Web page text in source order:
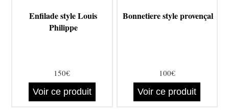
Enfilade style Louis
Philippe
150€
Voir ce produit
Bonnetiere style provençal
100€
Voir ce produit